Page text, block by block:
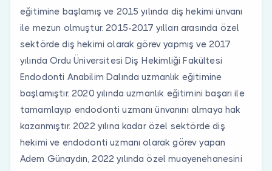
eğitimine başlamış ve 2015 yılında diş hekimi ünvanı
ile mezun olmuştur. 2015-2017 yılları arasında özel
sektörde diş hekimi olarak görev yapmış ve 2017
yılında Ordu Üniversitesi Diş Hekimliği Fakültesi
Endodonti Anabilim Dalında uzmanlık eğitimine
başlamıştır. 2020 yılında uzmanlık eğitimini başarı ile
tamamlayıp endodonti uzmanı ünvanını almaya hak
kazanmıştır. 2022 yılına kadar özel sektörde diş
hekimi ve endodonti uzmanı olarak görev yapan
Adem Günaydın, 2022 yılında özel muayenehanesini